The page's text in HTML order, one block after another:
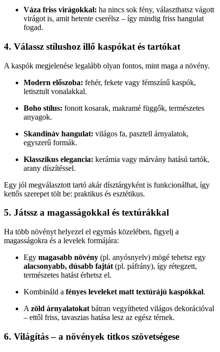
Váza friss virágokkal: ha nincs sok fény, választhatsz vágott
virágot is, amit hetente cserélsz – így mindig friss hangulat
fogad.
4. Válassz stílushoz illő kaspókat és tartókat
A kaspók megjelenése legalább olyan fontos, mint maga a növény.
Modern előszoba: fehér, fekete vagy fémszínű kaspók,
letisztult vonalakkal.
Boho stílus: fonott kosarak, makramé függők, természetes
anyagok.
Skandináv hangulat: világos fa, pasztell árnyalatok,
egyszerű formák.
Klasszikus elegancia: kerámia vagy márvány hatású tartók,
arany díszítéssel.
Egy jól megválasztott tartó akár dísztárgyként is funkcionálhat, így
kettős szerepet tölt be: praktikus és esztétikus.
5. Játssz a magasságokkal és textúrákkal
Ha több növényt helyezel el egymás közelében, figyelj a
magasságokra és a levelek formájára:
Egy magasabb növény (pl. anyósnyelv) mögé tehetsz egy
alacsonyabb, dúsabb fajtát (pl. páfrány), így rétegzett,
természetes hatást érhetsz el.
Kombináld a fényes leveleket matt textúrájú kaspókkal.
A zöld árnyalatokat bátran vegyítheted világos dekorációval
– ettől friss, tavaszias hatása lesz az egész térnek.
6. Világítás – a növények titkos szövetségese